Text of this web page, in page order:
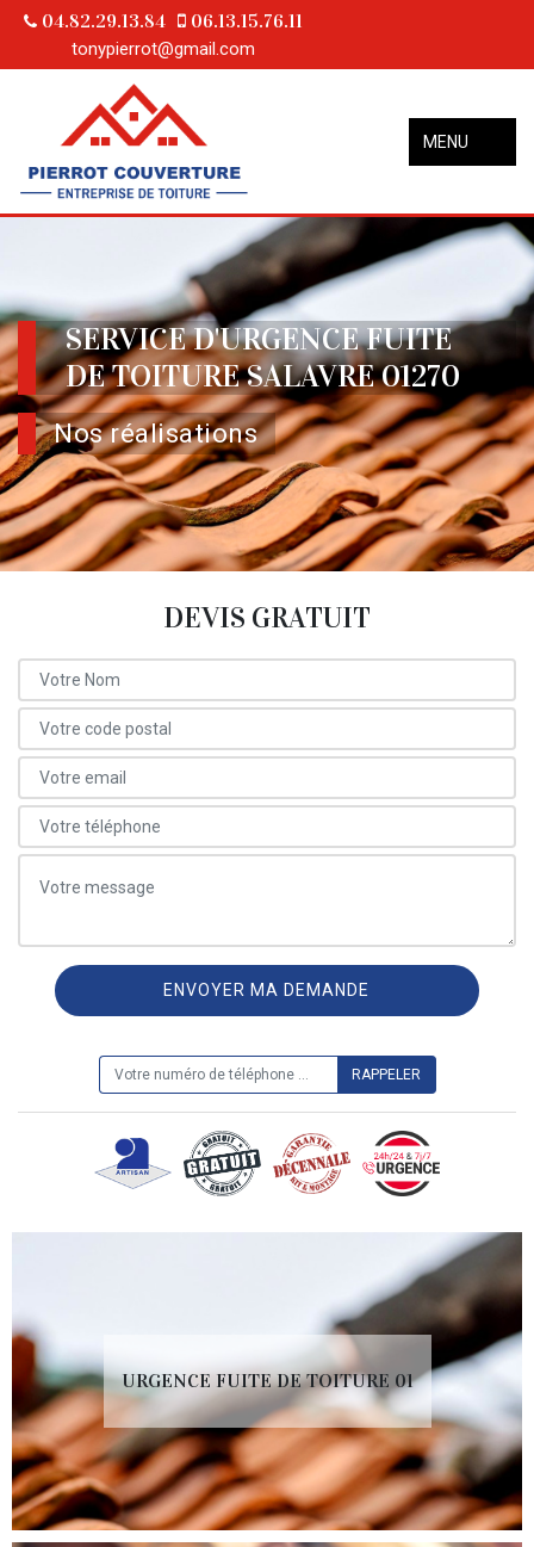
04.82.29.13.84 06.13.15.76.11
tonypierrot@gmail.com
MENU
SERVICE D'URGENCE FUITE
DE TOITURE SALAVRE 01270
Nos réalisations
DEVIS GRATUIT
URGENCE FUITE DE TOITURE 01